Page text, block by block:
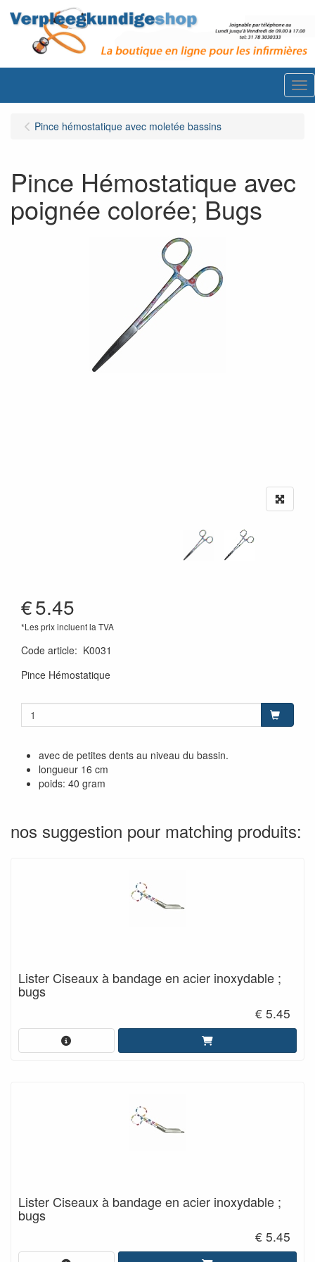
Pince hémostatique avec moletée bassins
Pince Hémostatique avec
poignée colorée; Bugs
€5.45
*Les prix incluent la TVA
Code article: K0031
Pince Hémostatique
avec de petites dents au niveau du bassin.
longueur 16 cm
poids: 40 gram
nos suggestion pour matching produits:
Lister Ciseaux à bandage en acier inoxydable ;
bugs
€ 5.45
Lister Ciseaux à bandage en acier inoxydable ;
bugs
€ 5.45